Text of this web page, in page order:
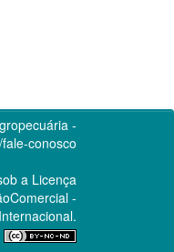
-
conosco
a Licença
-